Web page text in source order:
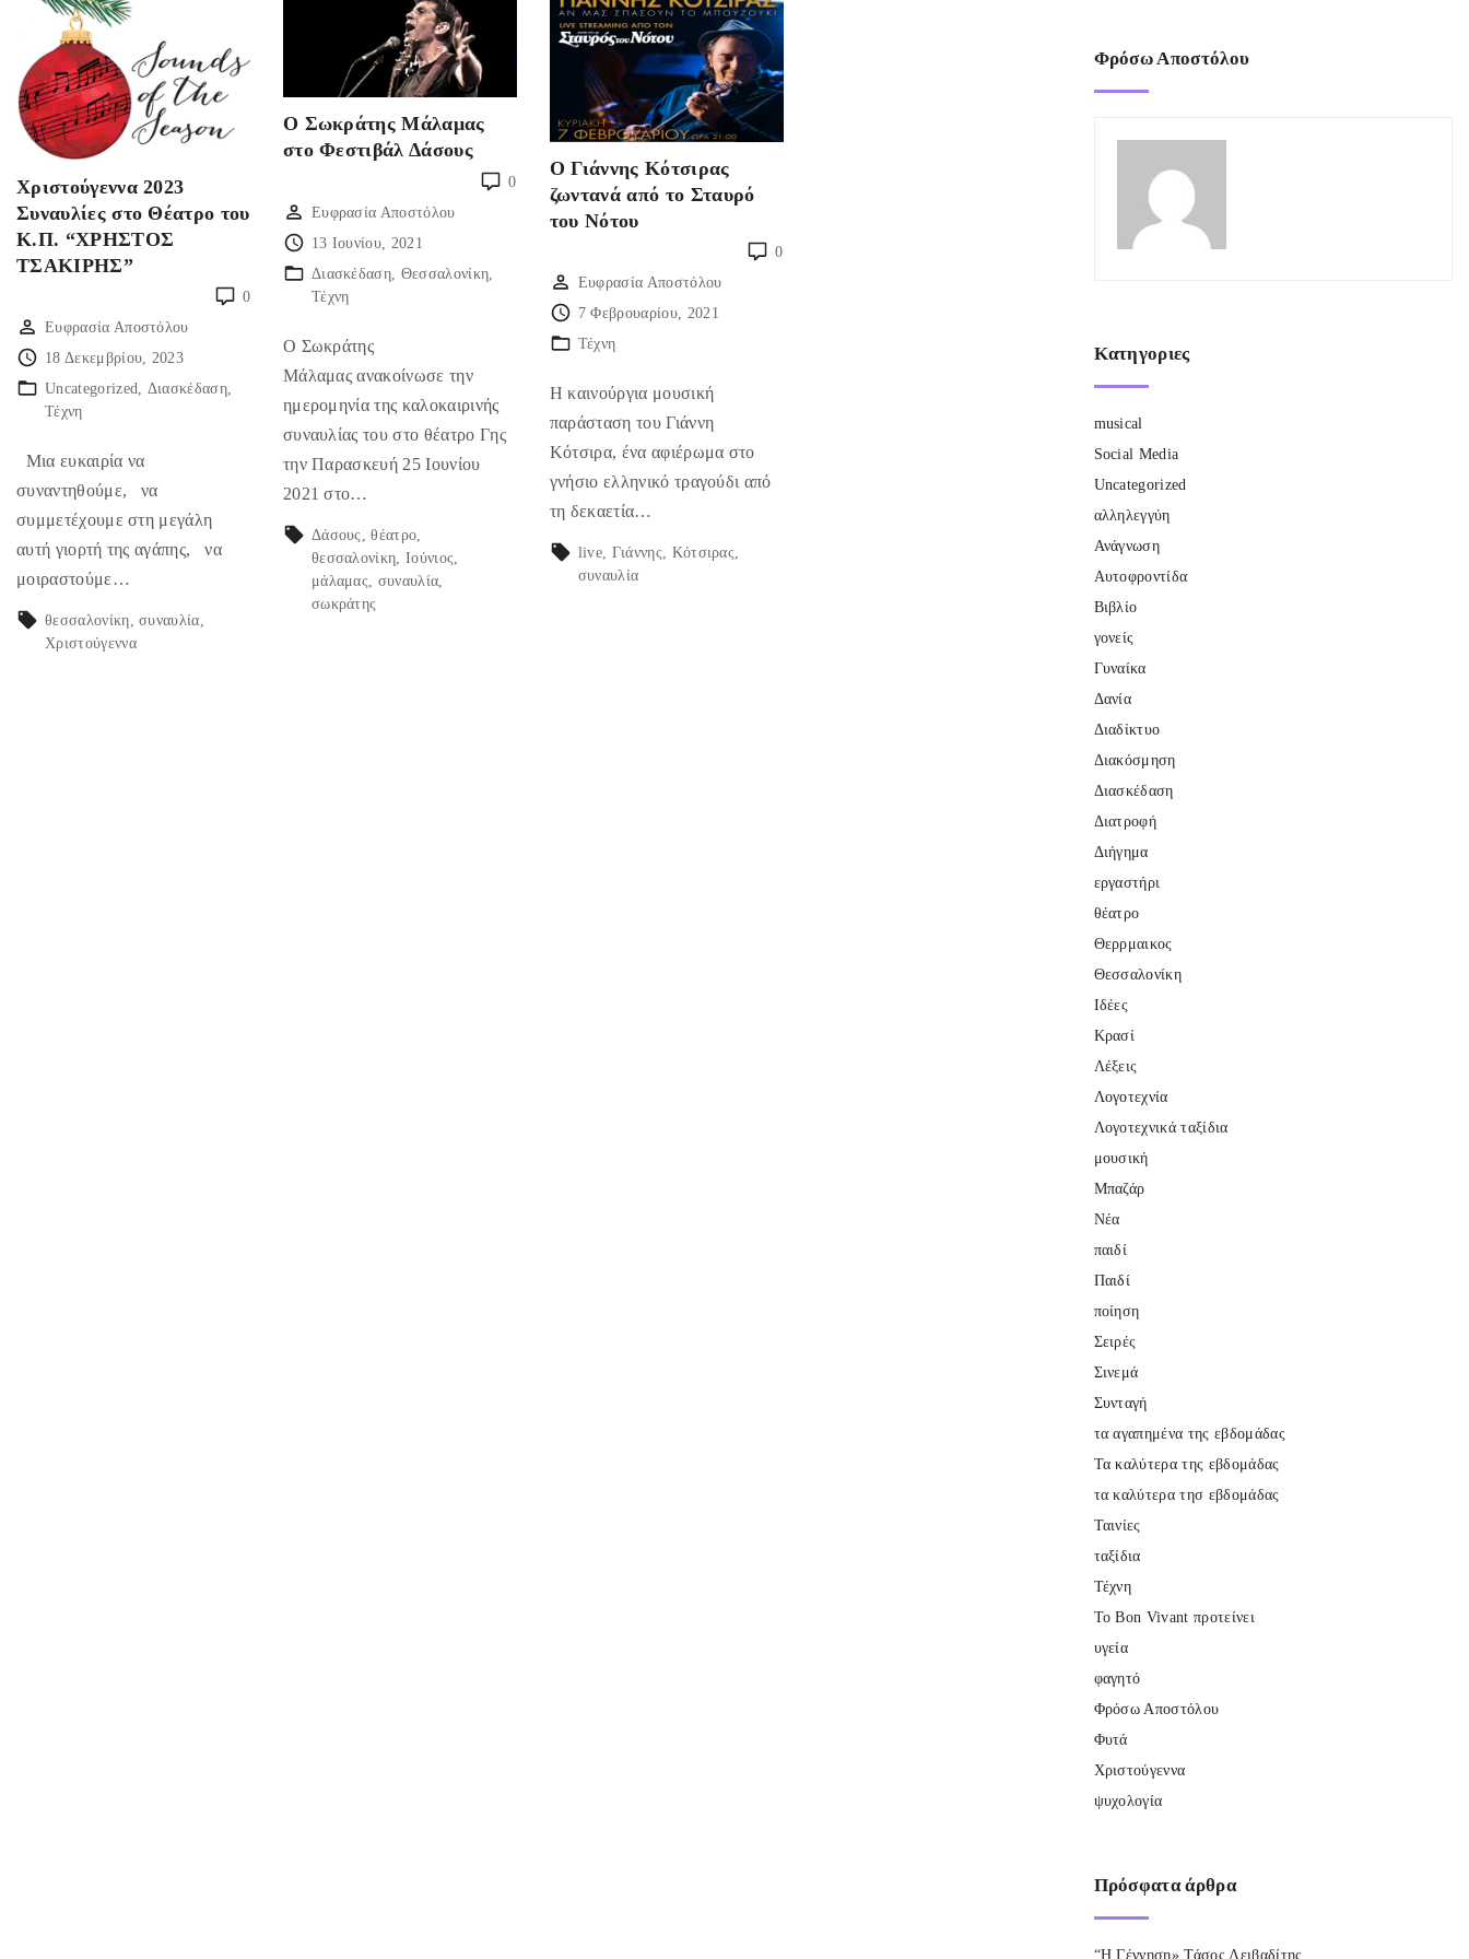
Χριστούγεννα 2023
Συναυλίες στο Θέατρο του
Κ.Π. “ΧΡΗΣΤΟΣ
ΤΣΑΚΙΡΗΣ”
0
Ευφρασία Αποστόλου
18 Δεκεμβρίου, 2023
Uncategorized Διασκέδαση
Τέχνη
Μια ευκαιρία να
συναντηθούμε, να
συμμετέχουμε στη μεγάλη
αυτή γιορτή της αγάπης, να
μοιραστούμε…
θεσσαλονίκη
συναυλία
Χριστούγεννα
Ο Σωκράτης Μάλαμας
στο Φεστιβάλ Δάσους
0
Ευφρασία Αποστόλου
13 Ιουνίου, 2021
Διασκέδαση Θεσσαλονίκη
Τέχνη
Ο Σωκράτης
Μάλαμας ανακοίνωσε την
ημερομηνία της καλοκαιρινής
συναυλίας του στο θέατρο Γης
την Παρασκευή 25 Ιουνίου
2021 στο…
Δάσους
θέατρο
θεσσαλονίκη
Ιούνιος
μάλαμας
συναυλία
σωκράτης
Ο Γιάννης Κότσιρας
ζωντανά από το Σταυρό
του Νότου
0
Ευφρασία Αποστόλου
7 Φεβρουαρίου, 2021
Τέχνη
H καινούργια μουσική
παράσταση του Γιάννη
Κότσιρα, ένα αφιέρωμα στο
γνήσιο ελληνικό τραγούδι από
τη δεκαετία…
live Γιάννης
Κότσιρας
συναυλία
Φρόσω Αποστόλου
Κατηγοριες
musical
Social Media
Uncategorized
αλληλεγγύη
Ανάγνωση
Αυτοφροντίδα
Βιβλίο
γονείς
Γυναίκα
Δανία
Διαδίκτυο
Διακόσμηση
Διασκέδαση
Διατροφή
Διήγημα
εργαστήρι
θέατρο
Θερρμαικος
Θεσσαλονίκη
Ιδέες
Κρασί
Λέξεις
Λογοτεχνία
Λογοτεχνικά ταξίδια
μουσική
Μπαζάρ
Νέα
παιδί
Παιδί
ποίηση
Σειρές
Σινεμά
Συνταγή
τα αγαπημένα της εβδομάδας
Τα καλύτερα της εβδομάδας
τα καλύτερα τησ εβδομάδας
Ταινίες
ταξίδια
Τέχνη
Το Bon Vivant προτείνει
υγεία
φαγητό
Φρόσω Αποστόλου
Φυτά
Χριστούγεννα
ψυχολογία
Πρόσφατα άρθρα
“Η Γέννηση» Τάσος Λειβαδίτης